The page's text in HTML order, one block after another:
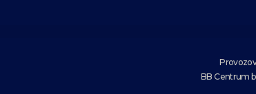
BB Centrum